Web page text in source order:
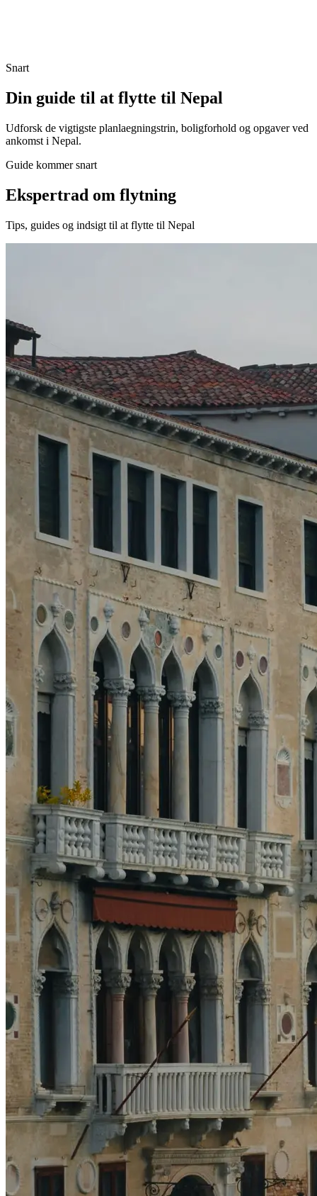
Snart
Din guide til at flytte til Nepal
Udforsk de vigtigste planlaegningstrin, boligforhold og opgaver ved
ankomst i Nepal.
Guide kommer snart
Ekspertrad om flytning
Tips, guides og indsigt til at flytte til Nepal